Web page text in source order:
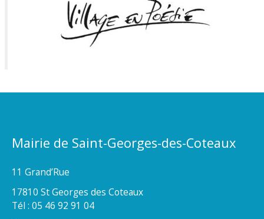
Mairie de Saint-Georges-des-Coteaux
11 Grand’Rue
17810 St Georges des Coteaux
Tél : 05 46 92 91 04